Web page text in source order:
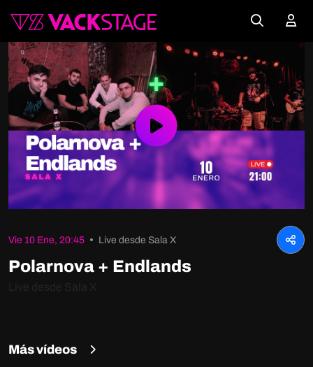
Play
Video
Vie 10 Ene, 20:45 Live desde Sala X
Polarnova + Endlands
Live desde Sala X
Más vídeos